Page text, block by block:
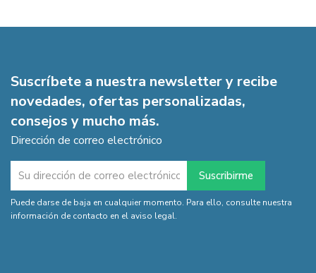
Suscríbete a nuestra newsletter y recibe
novedades, ofertas personalizadas,
consejos y mucho más.
Dirección de correo electrónico
Puede darse de baja en cualquier momento. Para ello, consulte nuestra
información de contacto en el aviso legal.